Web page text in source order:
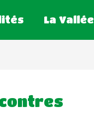
La Vallée